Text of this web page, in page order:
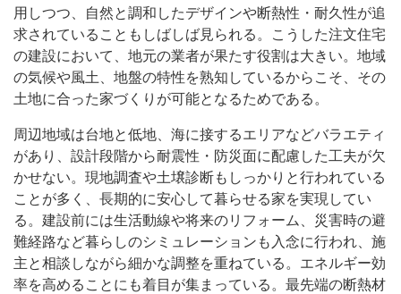
用しつつ、自然と調和したデザインや断熱性・耐久性が追
求されていることもしばしば見られる。こうした注文住宅
の建設において、地元の業者が果たす役割は大きい。地域
の気候や風土、地盤の特性を熟知しているからこそ、その
土地に合った家づくりが可能となるためである。
周辺地域は台地と低地、海に接するエリアなどバラエティ
があり、設計段階から耐震性・防災面に配慮した工夫が欠
かせない。現地調査や土壌診断もしっかりと行われている
ことが多く、長期的に安心して暮らせる家を実現してい
る。建設前には生活動線や将来のリフォーム、災害時の避
難経路など暮らしのシミュレーションも入念に行われ、施
主と相談しながら細かな調整を重ねている。エネルギー効
率を高めることにも着目が集まっている。最先端の断熱材